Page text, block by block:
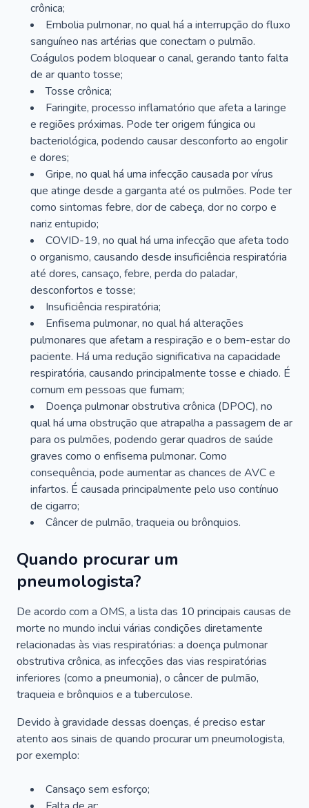
crônica;
Embolia pulmonar, no qual há a interrupção do fluxo
sanguíneo nas artérias que conectam o pulmão.
Coágulos podem bloquear o canal, gerando tanto falta
de ar quanto tosse;
Tosse crônica;
Faringite, processo inflamatório que afeta a laringe
e regiões próximas. Pode ter origem fúngica ou
bacteriológica, podendo causar desconforto ao engolir
e dores;
Gripe, no qual há uma infecção causada por vírus
que atinge desde a garganta até os pulmões. Pode ter
como sintomas febre, dor de cabeça, dor no corpo e
nariz entupido;
COVID-19, no qual há uma infecção que afeta todo
o organismo, causando desde insuficiência respiratória
até dores, cansaço, febre, perda do paladar,
desconfortos e tosse;
Insuficiência respiratória;
Enfisema pulmonar, no qual há alterações
pulmonares que afetam a respiração e o bem-estar do
paciente. Há uma redução significativa na capacidade
respiratória, causando principalmente tosse e chiado. É
comum em pessoas que fumam;
Doença pulmonar obstrutiva crônica (DPOC), no
qual há uma obstrução que atrapalha a passagem de ar
para os pulmões, podendo gerar quadros de saúde
graves como o enfisema pulmonar. Como
consequência, pode aumentar as chances de AVC e
infartos. É causada principalmente pelo uso contínuo
de cigarro;
Câncer de pulmão, traqueia ou brônquios.
Quando procurar um
pneumologista?
De acordo com a OMS, a lista das 10 principais causas de
morte no mundo inclui várias condições diretamente
relacionadas às vias respiratórias: a doença pulmonar
obstrutiva crônica, as infecções das vias respiratórias
inferiores (como a pneumonia), o câncer de pulmão,
traqueia e brônquios e a tuberculose.
Devido à gravidade dessas doenças, é preciso estar
atento aos sinais de quando procurar um pneumologista,
por exemplo:
Cansaço sem esforço;